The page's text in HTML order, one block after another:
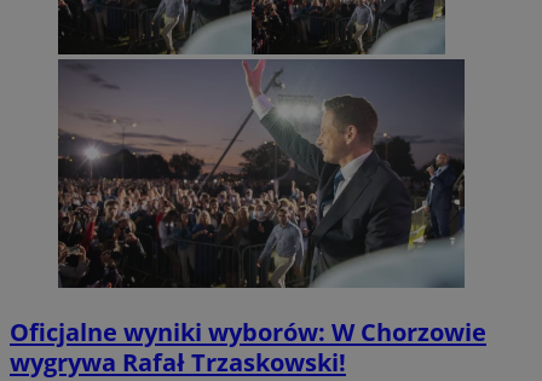
Oficjalne wyniki wyborów: W Chorzowie
wygrywa Rafał Trzaskowski!